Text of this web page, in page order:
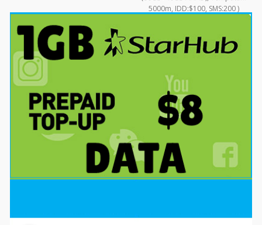
5000m, IDD:$100, SMS:200 )